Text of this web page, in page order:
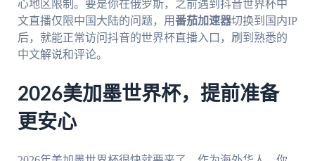
心地区限制。要是你在俄罗斯，之前遇到抖音世界杯中
文直播仅限中国大陆的问题，用番茄加速器切换到国内IP
后，就能正常访问抖音的世界杯直播入口，刷到熟悉的
中文解说和评论。
2026美加墨世界杯，提前准备
更安心